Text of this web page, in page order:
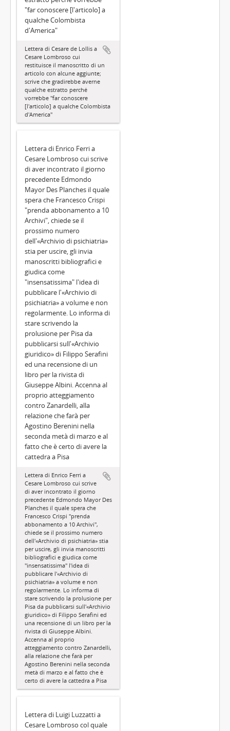
"far conoscere [l'articolo] a
qualche Colombista
d'America"
Lettera di Cesare de Lollis a
Cesare Lombroso cui
restituisce il manoscritto di un
articolo con alcune aggiunte;
scrive che gradirebbe averne
qualche estratto perché
vorrebbe "far conoscere
[l'articolo] a qualche Colombista
d'America"
Lettera di Enrico Ferri a
Cesare Lombroso cui scrive
di aver incontrato il giorno
precedente Edmondo
Mayor Des Planches il quale
spera che Francesco Crispi
"prenda abbonamento a 10
Archivi", chiede se il
prossimo numero
dell'«Archivio di psichiatria»
stia per uscire, gli invia
manoscritti bibliografici e
giudica come
"insensatissima" l'idea di
pubblicare l'«Archivio di
psichiatria» a volume e non
regolarmente. Lo informa di
stare scrivendo la
prolusione per Pisa da
pubblicarsi sull'«Archivio
giuridico» di Filippo Serafini
ed una recensione di un
libro per la rivista di
Giuseppe Albini. Accenna al
proprio atteggiamento
contro Zanardelli, alla
relazione che farà per
Agostino Berenini nella
seconda metà di marzo e al
fatto che è certo di avere la
cattedra a Pisa
Lettera di Enrico Ferri a
Cesare Lombroso cui scrive
di aver incontrato il giorno
precedente Edmondo Mayor Des
Planches il quale spera che
Francesco Crispi "prenda
abbonamento a 10 Archivi",
chiede se il prossimo numero
dell'«Archivio di psichiatria» stia
per uscire, gli invia manoscritti
bibliografici e giudica come
"insensatissima" l'idea di
pubblicare l'«Archivio di
psichiatria» a volume e non
regolarmente. Lo informa di
stare scrivendo la prolusione per
Pisa da pubblicarsi sull'«Archivio
giuridico» di Filippo Serafini ed
una recensione di un libro per la
rivista di Giuseppe Albini.
Accenna al proprio
atteggiamento contro Zanardelli,
alla relazione che farà per
Agostino Berenini nella seconda
metà di marzo e al fatto che è
certo di avere la cattedra a Pisa
Lettera di Luigi Luzzatti a
Cesare Lombroso col quale